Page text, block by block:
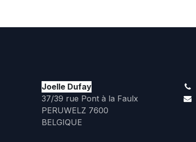
Joelle Dufay
37/39 rue Pont à la Faulx
PERUWELZ 7600
BELGIQUE